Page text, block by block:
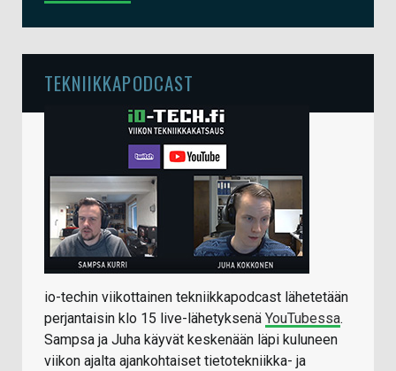
TEKNIIKKAPODCAST
io-techin viikottainen tekniikkapodcast lähetetään
perjantaisin klo 15 live-lähetyksenä YouTubessa.
Sampsa ja Juha käyvät keskenään läpi kuluneen
viikon ajalta ajankohtaiset tietotekniikka- ja